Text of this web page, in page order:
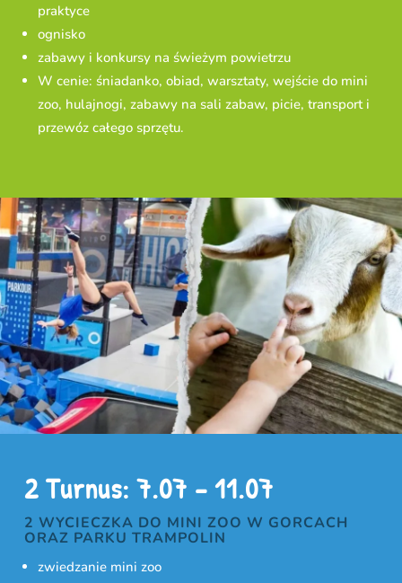
praktyce
ognisko
zabawy i konkursy na świeżym powietrzu
W cenie: śniadanko, obiad, warsztaty, wejście do mini
zoo, hulajnogi, zabawy na sali zabaw, picie, transport i
przewóz całego sprzętu.
2 Turnus: 7.07 – 11.07
2 WYCIECZKA DO MINI ZOO W GORCACH
ORAZ PARKU TRAMPOLIN
zwiedzanie mini zoo